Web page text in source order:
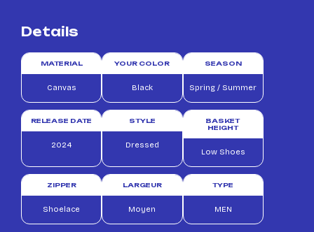
Details
MATERIAL
Canvas
YOUR COLOR
Black
SEASON
Spring / Summer
RELEASE DATE
2024
STYLE
Dressed
BASKET
HEIGHT
Low Shoes
ZIPPER
Shoelace
LARGEUR
Moyen
TYPE
MEN